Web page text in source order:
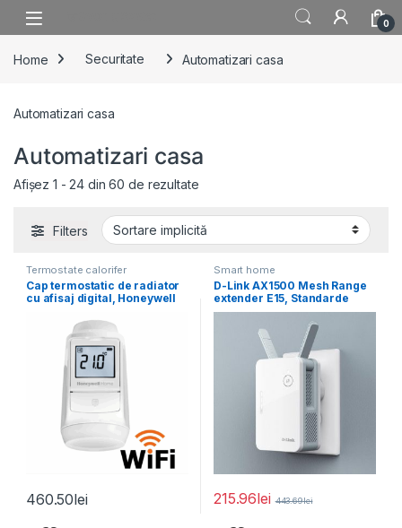
Skip to navigation
Skip to content
0
Home Securitate Automatizari casa
Automatizari casa
Automatizari casa
Afișez 1 - 24 din 60 de rezultate
Filters
Termostate calorifer
Cap termostatic de radiator
cu afisaj digital, Honeywell
460.50lei
Smart home
D-Link AX1500 Mesh Range
extender E15, Standarde
wireless: IEEE
802.11ax/ac/n/g/b/k/v/a/h,
215.96lei 443.69lei